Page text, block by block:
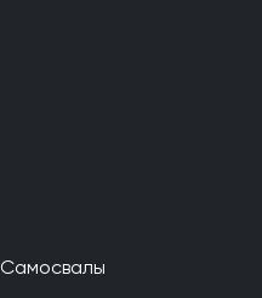
Самосвалы